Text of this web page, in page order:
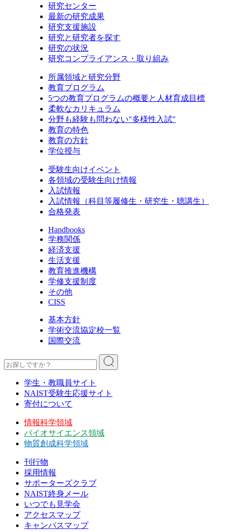
研究センター
最新の研究成果
研究支援施設
研究と研究者を探す
研究の状況
研究コンプライアンス・取り組み
所属領域と研究分野
教育プログラム
5つの教育プログラムの概要と人材育成目標
柔軟なカリキュラム
分野も経験も問わない"多様性入試"
教育の特色
教育の方針
学位授与
受験生向けイベント
各領域の受験生向け情報
入試情報
入試情報（科目等履修生・研究生・聴講生）
合格発表
Handbooks
学務関係
経済支援
生活支援
教育推進機構
学修支援制度
その他
CISS
基本方針
学術交流協定校一覧
国際交流
学生・教職員サイト
NAIST受験生応援サイト
寄付について
情報科学領域
バイオサイエンス領域
物質創成科学領域
刊行物
採用情報
サポーターズクラブ
NAIST終身メール
いつでも見学会
アクセスマップ
キャンパスマップ